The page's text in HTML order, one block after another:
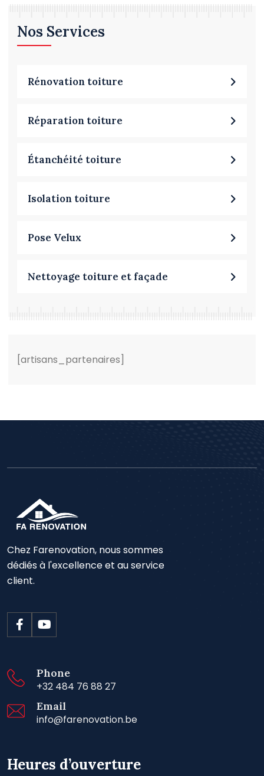
Nos Services
Rénovation toiture
Réparation toiture
Étanchéité toiture
Isolation toiture
Pose Velux
Nettoyage toiture et façade
[artisans_partenaires]
Chez Farenovation, nous sommes
dédiés à l'excellence et au service
client.
Phone
+32 484 76 88 27
Email
info@farenovation.be
Heures d’ouverture